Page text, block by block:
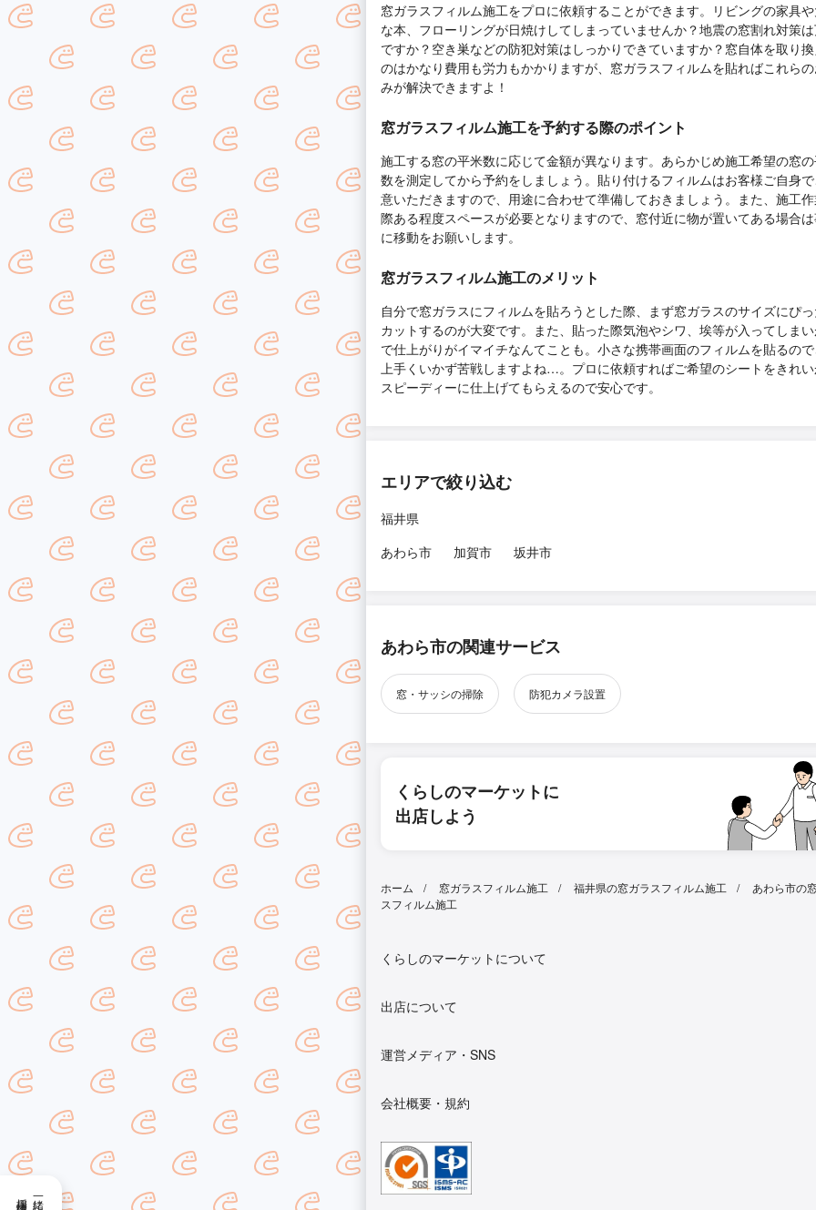
窓ガラスフィルム施工をプロに依頼することができます。リビングの家具
な本、フローリングが日焼けしてしまっていませんか？地震の窓割れ対策
ですか？空き巣などの防犯対策はしっかりできていますか？窓自体を取り
のはかなり費用も労力もかかりますが、窓ガラスフィルムを貼ればこれら
みが解決できますよ！
窓ガラスフィルム施工を予約する際のポイント
施工する窓の平米数に応じて金額が異なります。あらかじめ施工希望の窓
数を測定してから予約をしましょう。貼り付けるフィルムはお客様ご自身
意いただきますので、用途に合わせて準備しておきましょう。また、施工
際ある程度スペースが必要となりますので、窓付近に物が置いてある場合
に移動をお願いします。
窓ガラスフィルム施工のメリット
自分で窓ガラスにフィルムを貼ろうとした際、まず窓ガラスのサイズにぴ
カットするのが大変です。また、貼った際気泡やシワ、埃等が入ってしま
で仕上がりがイマイチなんてことも。小さな携帯画面のフィルムを貼るの
上手くいかず苦戦しますよね…。プロに依頼すればご希望のシートをきれ
スピーディーに仕上げてもらえるので安心です。
エリアで絞り込む
福井県
あわら市
加賀市 坂井市
あわら市の関連サービス
窓・サッシの掃除 防犯カメラ設置
くらしのマーケットに
出店しよう
ホーム 窓ガラスフィルム施工 福井県の窓ガラスフィルム施工
あわら市の
スフィルム施工
くらしのマーケットについて
出店について
運営メディア・SNS
会社概要・規約